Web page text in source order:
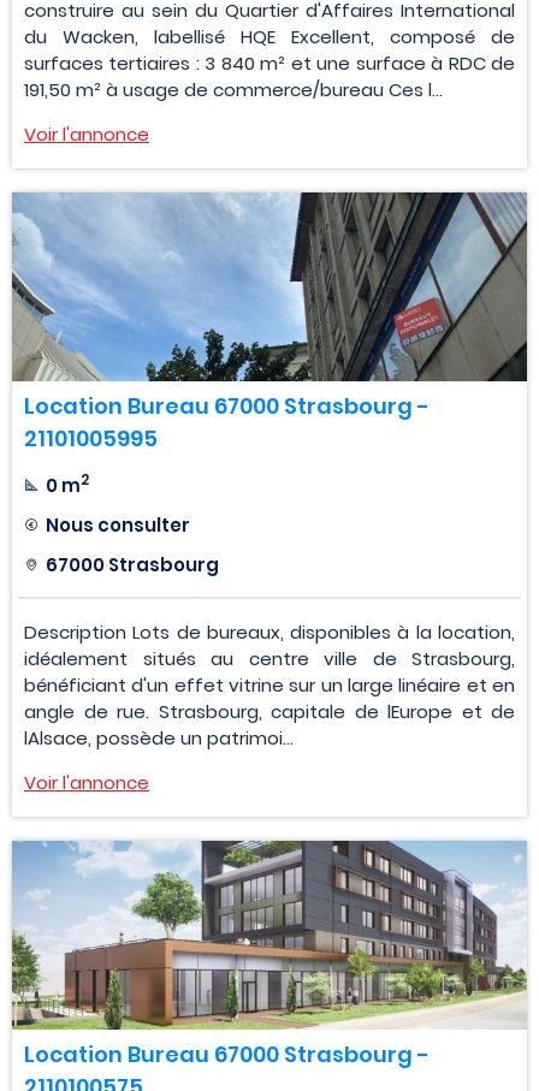
construire au sein du Quartier d'Affaires International
du Wacken, labellisé HQE Excellent, composé de
surfaces tertiaires : 3 840 m² et une surface à RDC de
191,50 m² à usage de commerce/bureau Ces l...
Voir l'annonce
Location Bureau 67000 Strasbourg -
21101005995
0 m2
Nous consulter
67000 Strasbourg
Description Lots de bureaux, disponibles à la location,
idéalement situés au centre ville de Strasbourg,
bénéficiant d'un effet vitrine sur un large linéaire et en
angle de rue. Strasbourg, capitale de lEurope et de
lAlsace, possède un patrimoi...
Voir l'annonce
Location Bureau 67000 Strasbourg -